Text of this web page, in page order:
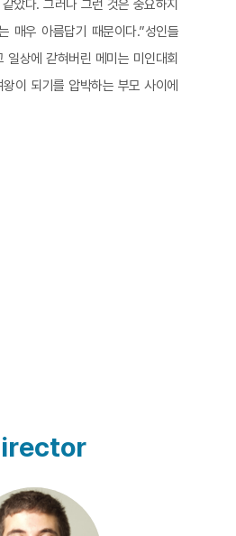
았다. 그러나 그런 것은 중요하지
매우 아름답기 때문이다.”성인들
일상에 갇혀버린 메미는 미인대회
이 되기를 압박하는 부모 사이에